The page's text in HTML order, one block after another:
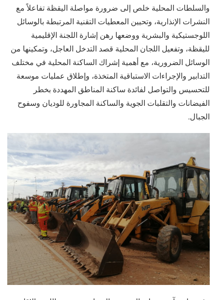
والسلطات المحلية خلص إلى ضرورة مواصلة اليقظة تفاعلاً مع
النشرات الإنذارية، وتحيين المعطيات التقنية المرتبطة بالوسائل
اللوجستيكية والبشرية ووضعها رهن إشارة اللجنة الإقليمية
لليقظة، وتفعيل اللجان المحلية قصد التدخل العاجل، وتمكينها من
الوسائل الضرورية، مع أهمية إشراك الساكنة المحلية في مختلف
التدابير والإجراءات الاستباقية المتخذة، وإطلاق عمليات موسعة
للتحسيس والتواصل لفائدة ساكنة المناطق المهددة بخطر
الفيضانات والتقلبات الجوية والساكنة المجاورة للوديان وسفوح
الجبال.